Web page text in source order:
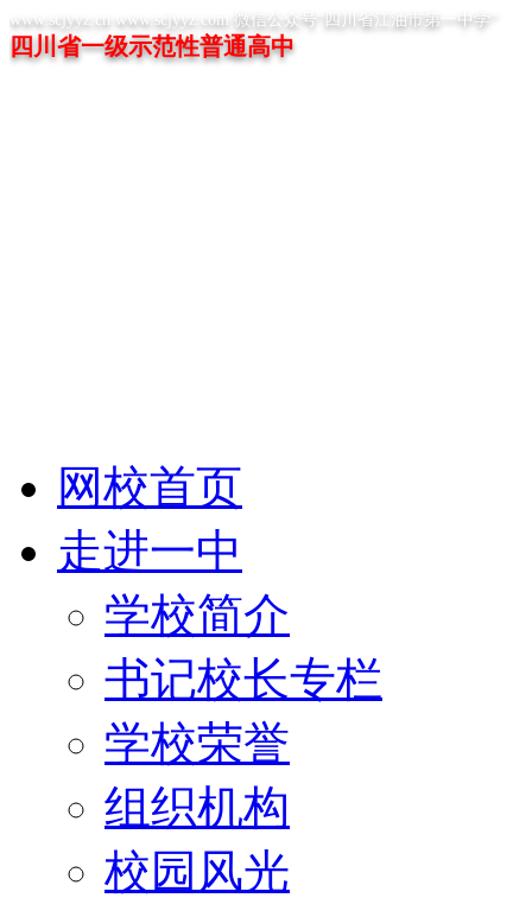
www.scjyyz.cn www.scjyyz.com 微信公众号“四川省江油市第一中学”
四川省一级示范性普通高中
网校首页
走进一中
学校简介
书记校长专栏
学校荣誉
组织机构
校园风光